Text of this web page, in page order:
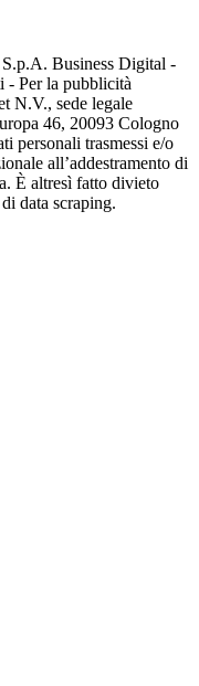
Business Digital -
- Per la pubblicità
N.V., sede legale
46, 20093 Cologno
personali trasmessi e/o
all’addestramento di
È altresì fatto divieto
data scraping.